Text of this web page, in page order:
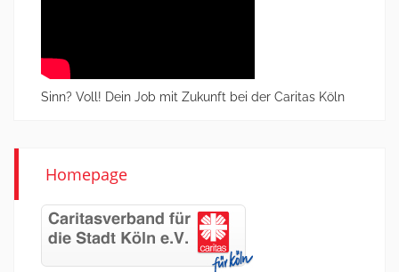
Sinn? Voll! Dein Job mit Zukunft bei der Caritas Köln
Homepage